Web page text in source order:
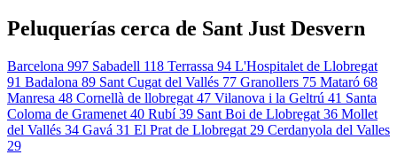
Peluquerías cerca de Sant Just Desvern
Barcelona 997 Sabadell 118 Terrassa 94 L'Hospitalet de Llobregat
91 Badalona 89 Sant Cugat del Vallés 77 Granollers 75 Mataró 68
Manresa 48 Cornellà de llobregat 47 Vilanova i la Geltrú 41 Santa
Coloma de Gramenet 40 Rubí39 Sant Boi de Llobregat 36 Mollet
del Vallés 34 Gavá 31 El Prat de Llobregat 29 Cerdanyola del Valles
29